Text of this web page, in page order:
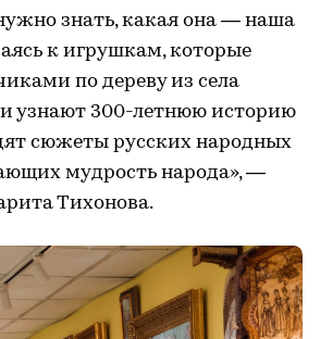
знать, какая она — наша
к игрушкам, которые
по дереву из села
узнают 300-летнюю историю
сюжеты русских народных
мудрость народа», —
Тихонова.